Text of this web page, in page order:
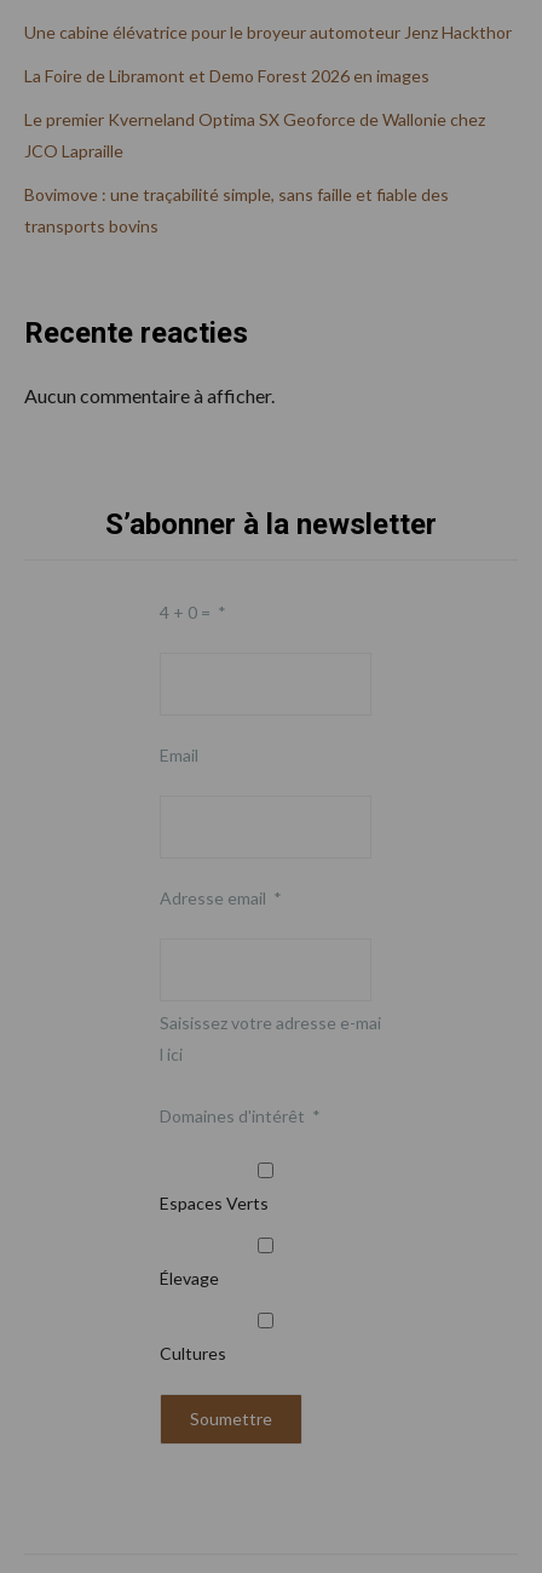
Une cabine élévatrice pour le broyeur automoteur Jenz Hackthor
La Foire de Libramont et Demo Forest 2026 en images
Le premier Kverneland Optima SX Geoforce de Wallonie chez
JCO Lapraille
Bovimove : une traçabilité simple, sans faille et fiable des
transports bovins
Recente reacties
Aucun commentaire à afficher.
S’abonner à la newsletter
4 + 0 = *
Email
Adresse email *
Saisissez votre adresse e-mai
l ici
Domaines d'intérêt *
Espaces Verts
Élevage
Cultures